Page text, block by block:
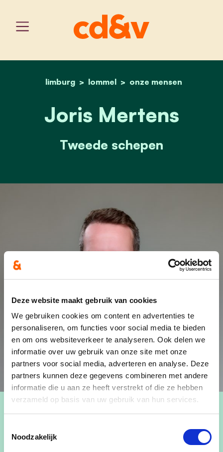
Deze website maakt gebruik van cookies
We gebruiken cookies om content en advertenties te
personaliseren, om functies voor social media te bieden
en om ons websiteverkeer te analyseren. Ook delen we
informatie over uw gebruik van onze site met onze
partners voor social media, adverteren en analyse. Deze
partners kunnen deze gegevens combineren met andere
informatie die u aan ze heeft verstrekt of die ze hebben
verzameld op basis van uw gebruik van hun services.
Noodzakelijk
home
limburg lommel onze mensen
joris mertens
Joris Mertens
Tweede schepen
Joris Mertens is tweede schepen in Lommel,